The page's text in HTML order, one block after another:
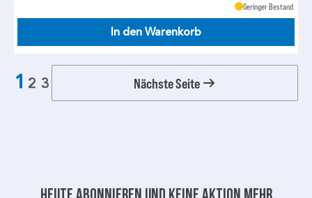
Geringer Bestand
In den Warenkorb
1 2 3 Nächste Seite
Heute abonnieren und keine aktion mehr